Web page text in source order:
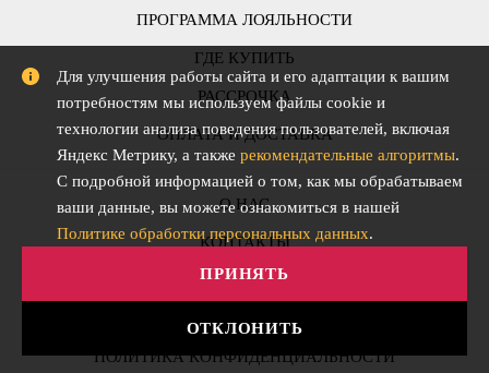
ПРОГРАММА ЛОЯЛЬНОСТИ
ГДЕ КУПИТЬ
РАССРОЧКА
ОПЛАТА И ДОСТАВКА
О НАС
КОНТАКТЫ
FAQ
ПОЛИТИКА КОНФИДЕНЦИАЛЬНОСТИ
Для улучшения работы сайта и его адаптации к вашим
потребностям мы используем файлы cookie и
технологии анализа поведения пользователей, включая
Яндекс Метрику, а также рекомендательные алгоритмы.
С подробной информацией о том, как мы обрабатываем
ваши данные, вы можете ознакомиться в нашей
Политике обработки персональных данных.
ОТКЛОНИТЬ
ПРИНЯТЬ